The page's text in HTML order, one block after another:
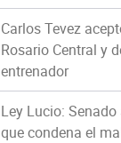
Carlos Tevez
Rosario Central y
entrenador
Ley Lucio:
que condena el